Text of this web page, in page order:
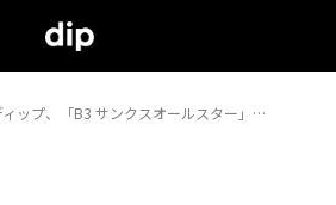
ィップ、「B3 サンクスオールスター」…